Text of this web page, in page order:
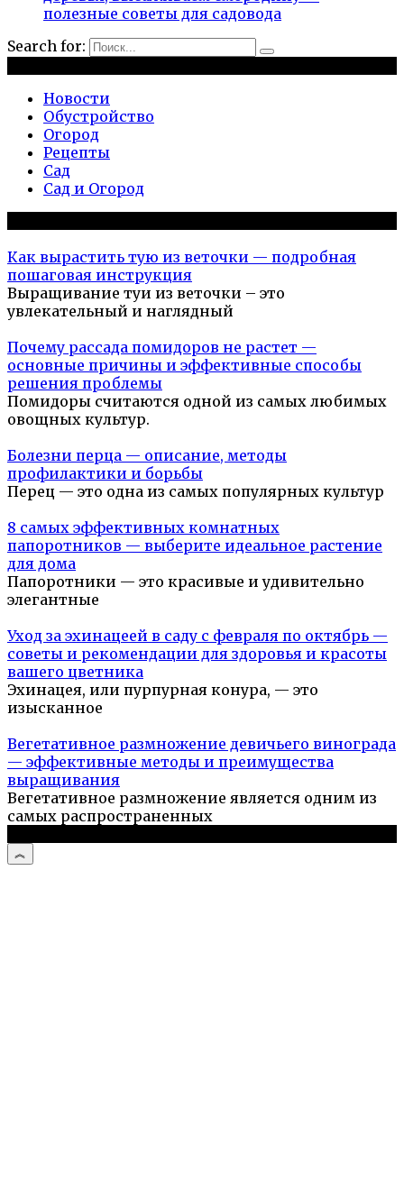
полезные советы для садовода
Search for:
Новости
Обустройство
Огород
Рецепты
Сад
Сад и Огород
Как вырастить тую из веточки — подробная
пошаговая инструкция
Выращивание туи из веточки – это
увлекательный и наглядный
Почему рассада помидоров не растет —
основные причины и эффективные способы
решения проблемы
Помидоры считаются одной из самых любимых
овощных культур.
Болезни перца — описание, методы
профилактики и борьбы
Перец — это одна из самых популярных культур
8 самых эффективных комнатных
папоротников — выберите идеальное растение
для дома
Папоротники — это красивые и удивительно
элегантные
Уход за эхинацеей в саду с февраля по октябрь —
советы и рекомендации для здоровья и красоты
вашего цветника
Эхинацея, или пурпурная конура, — это
изысканное
Вегетативное размножение девичьего винограда
— эффективные методы и преимущества
выращивания
Вегетативное размножение является одним из
самых распространенных